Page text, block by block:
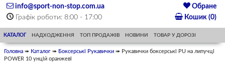
info@sport-non-stop.com.ua
Графік роботи: 8:00 - 17:00
Обране
Кошик (0)
КАТАЛОГ НАДХОДЖЕННЯ ТОП ПРОДАЖІВ НОВИНИ ТОВАР У ДОРОЗІ
Головна ➠ Каталог ➠ Боксерські Рукавички ➠ Рукавички боксерські PU на липучці
POWER 10 унцій оранжеві